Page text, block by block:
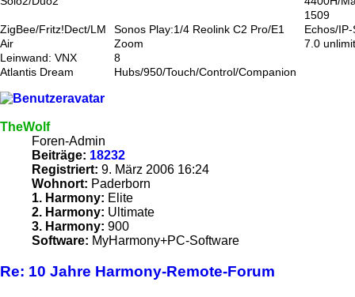
1509
ZigBee/Fritz!Dect/LM
Air
Sonos Play:1/4 Reolink C2 Pro/E1
Zoom
Echos/
7.0
Leinwand: VNX
Atlantis Dream
8
Hubs/950/Touch/Control/Companion
TheWolf
Foren-Admin
Beiträge: 18232
Registriert: 9. März 2006 16:24
Wohnort: Paderborn
1. Harmony: Elite
2. Harmony: Ultimate
3. Harmony: 900
Software: MyHarmony+PC-Software
Re: 10 Jahre Harmony-Remote-Forum